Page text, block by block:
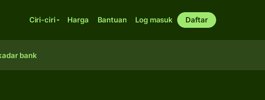
Ciri-ciri Harga Bantuan Log masuk Daftar
bank